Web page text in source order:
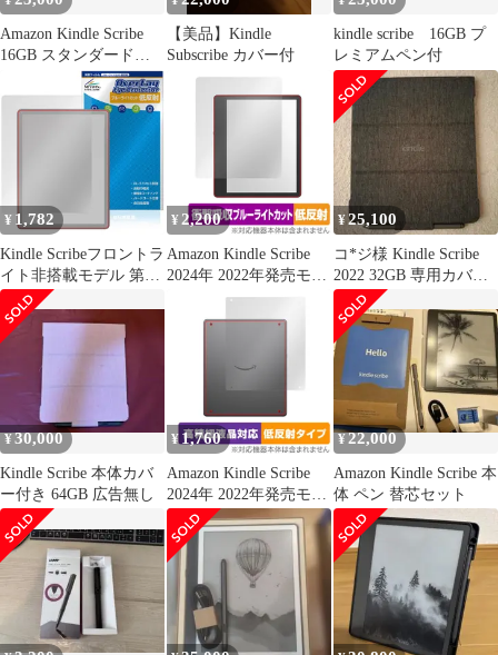
iP
Amazon Kindle Scribe
16GB スタンダードペ
【美品】Kindle
Subscribe カバー付
kindle scribe 16GB プ
レミアムペン付
¥ 1,782
Kindle Scribeフロントラ
イト非搭載モデル 第3
世代 26年 保護フィルム
OverLay Eye Protector
低反射 for キンドル ブ
ルーライトカット
¥ 2,200
Amazon Kindle Scribe
2024年 2022年発売モデ
ル 保護フィルム
OverLay Absorber 低反
¥25,100
コ*ジ様 Kindle Scribe
2022 32GB 専用カバー
プレミアム
¥30,000
Kindle Scribe 本体カバ
ー付き 64GB 広告無し
¥ 1,760
Amazon Kindle Scribe
2024年 2022年発売モデ
ル 背面 保護フィルム
OverLay Plus Lite for ア
マゾン キンドル さらさ
ら手触り低反射素材
¥22,000
Amazon Kindle Scribe 本
体 ペン 替芯セット